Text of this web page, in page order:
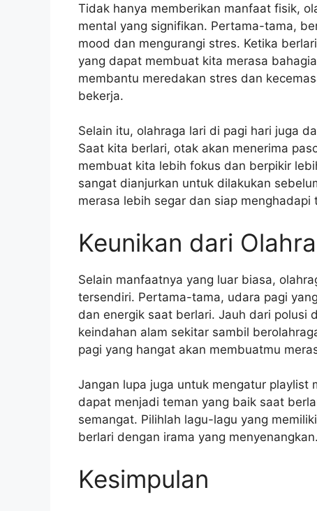
Tidak hanya memberikan manfaat fisik,
mental yang signifikan. Pertama-tama,
mood dan mengurangi stres. Ketika
yang dapat membuat kita merasa
membantu meredakan stres dan
bekerja.
Selain itu, olahraga lari di pagi hari juga
Saat kita berlari, otak akan menerima
membuat kita lebih fokus dan berpikir
sangat dianjurkan untuk dilakukan
merasa lebih segar dan siap
Keunikan dari
Selain manfaatnya yang luar biasa,
tersendiri. Pertama-tama, udara pagi
dan energik saat berlari. Jauh dari polusi
keindahan alam sekitar sambil
pagi yang hangat akan membuatmu
Jangan lupa juga untuk mengatur playlist
dapat menjadi teman yang baik saat
semangat. Pilihlah lagu-lagu yang
berlari dengan irama yang menyenangkan.
Kesimpulan